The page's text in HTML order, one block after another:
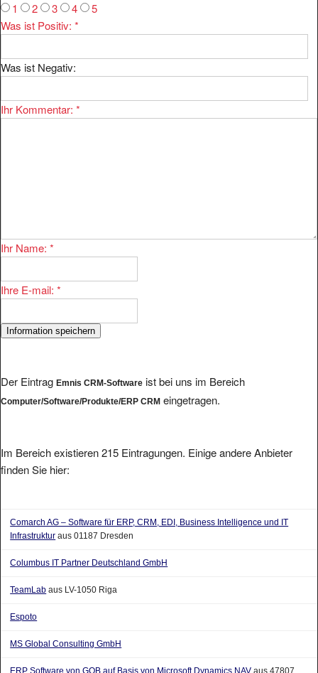
1
2 3 4
5
Was ist Positiv: *
Was ist Negativ:
Ihr Kommentar: *
Ihr Name: *
Ihre E-mail: *
Der Eintrag Emnis CRM-Software ist bei uns im Bereich
Computer/Software/Produkte/ERP CRM eingetragen.
Im Bereich existieren 215 Eintragungen. Einige andere Anbieter
finden Sie hier:
Comarch AG – Software für ERP, CRM, EDI, Business Intelligence und IT
Infrastruktur aus 01187 Dresden
Columbus IT Partner Deutschland GmbH
TeamLab aus LV-1050 Riga
Espoto
MS Global Consulting GmbH
ERP Software von GOB auf Basis von Microsoft Dynamics NAV aus 47807